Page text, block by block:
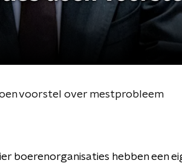
voorstel over mestprobleem
boerenorganisaties hebben een